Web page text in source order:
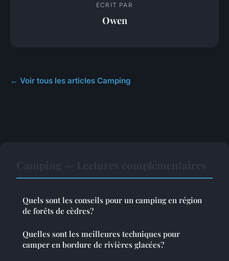
ECRIT PAR
Owen
← Voir tous les articles Camping
Quels sont les conseils pour un camping en région
de forêts de cèdres?
Quelles sont les meilleures techniques pour
camper en bordure de rivières glacées?